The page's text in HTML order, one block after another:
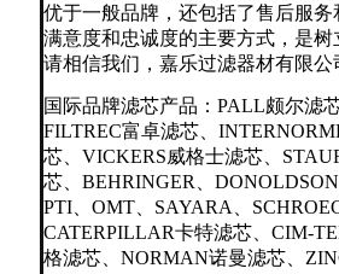
优于一般品牌，还包括了售后服
满意度和忠诚度的主要方式，是
请相信我们，嘉乐过滤器材有限
国际品牌滤芯产品： PALL颇尔滤
FILTREC富卓滤芯、
芯、 VICKERS威格士滤芯、
芯、 BEHRINGER
DONOLDSON
PTI
OMT SAYARA
CATERPILLAR卡特滤芯、 CIM-
格滤芯、 NORMAN诺曼滤芯、